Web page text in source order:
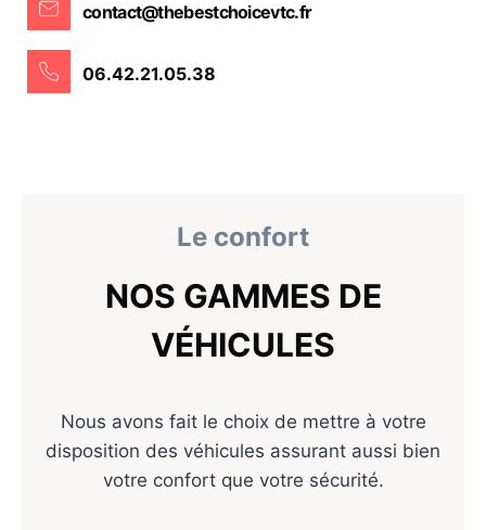
contact@thebestchoicevtc.fr
06.42.21.05.38
Le confort
NOS GAMMES DE
VÉHICULES
Nous avons fait le choix de mettre à votre
disposition des véhicules assurant aussi bien
votre confort que votre sécurité.